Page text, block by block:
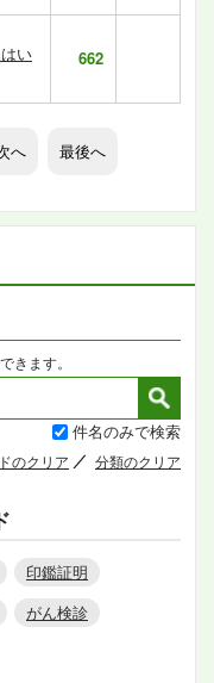
きます。
件名のみで検索
のクリア 分類のクリア
印鑑証明
がん検診
い
662
へ 最後へ